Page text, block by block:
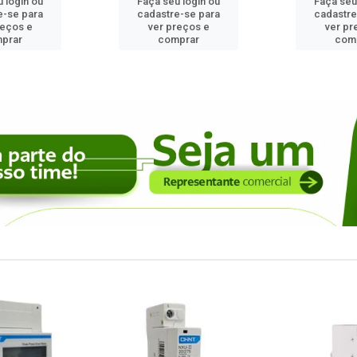
se para
e
cadastre-se para
ver preços e
comprar
ver